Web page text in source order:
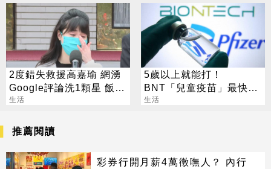
2度錯失救援高嘉瑜 網湧
Google評論洗1顆星 飯店
回應了
生活
5歲以上就能打！
BNT「兒童疫苗」最快10
月上市
生活
推薦閱讀
彩券行開月薪4萬徵嘸人？ 內行